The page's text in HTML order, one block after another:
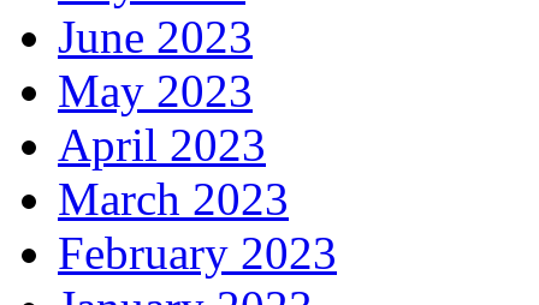
June 2023
May 2023
April 2023
March 2023
February 2023